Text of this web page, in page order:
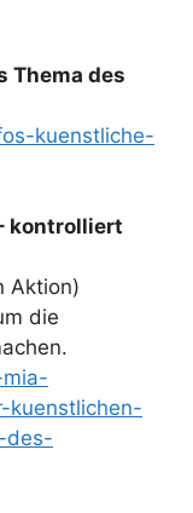
Thema des
kuenstliche-
kontrolliert
Aktion)
die
kuenstlichen-
des-